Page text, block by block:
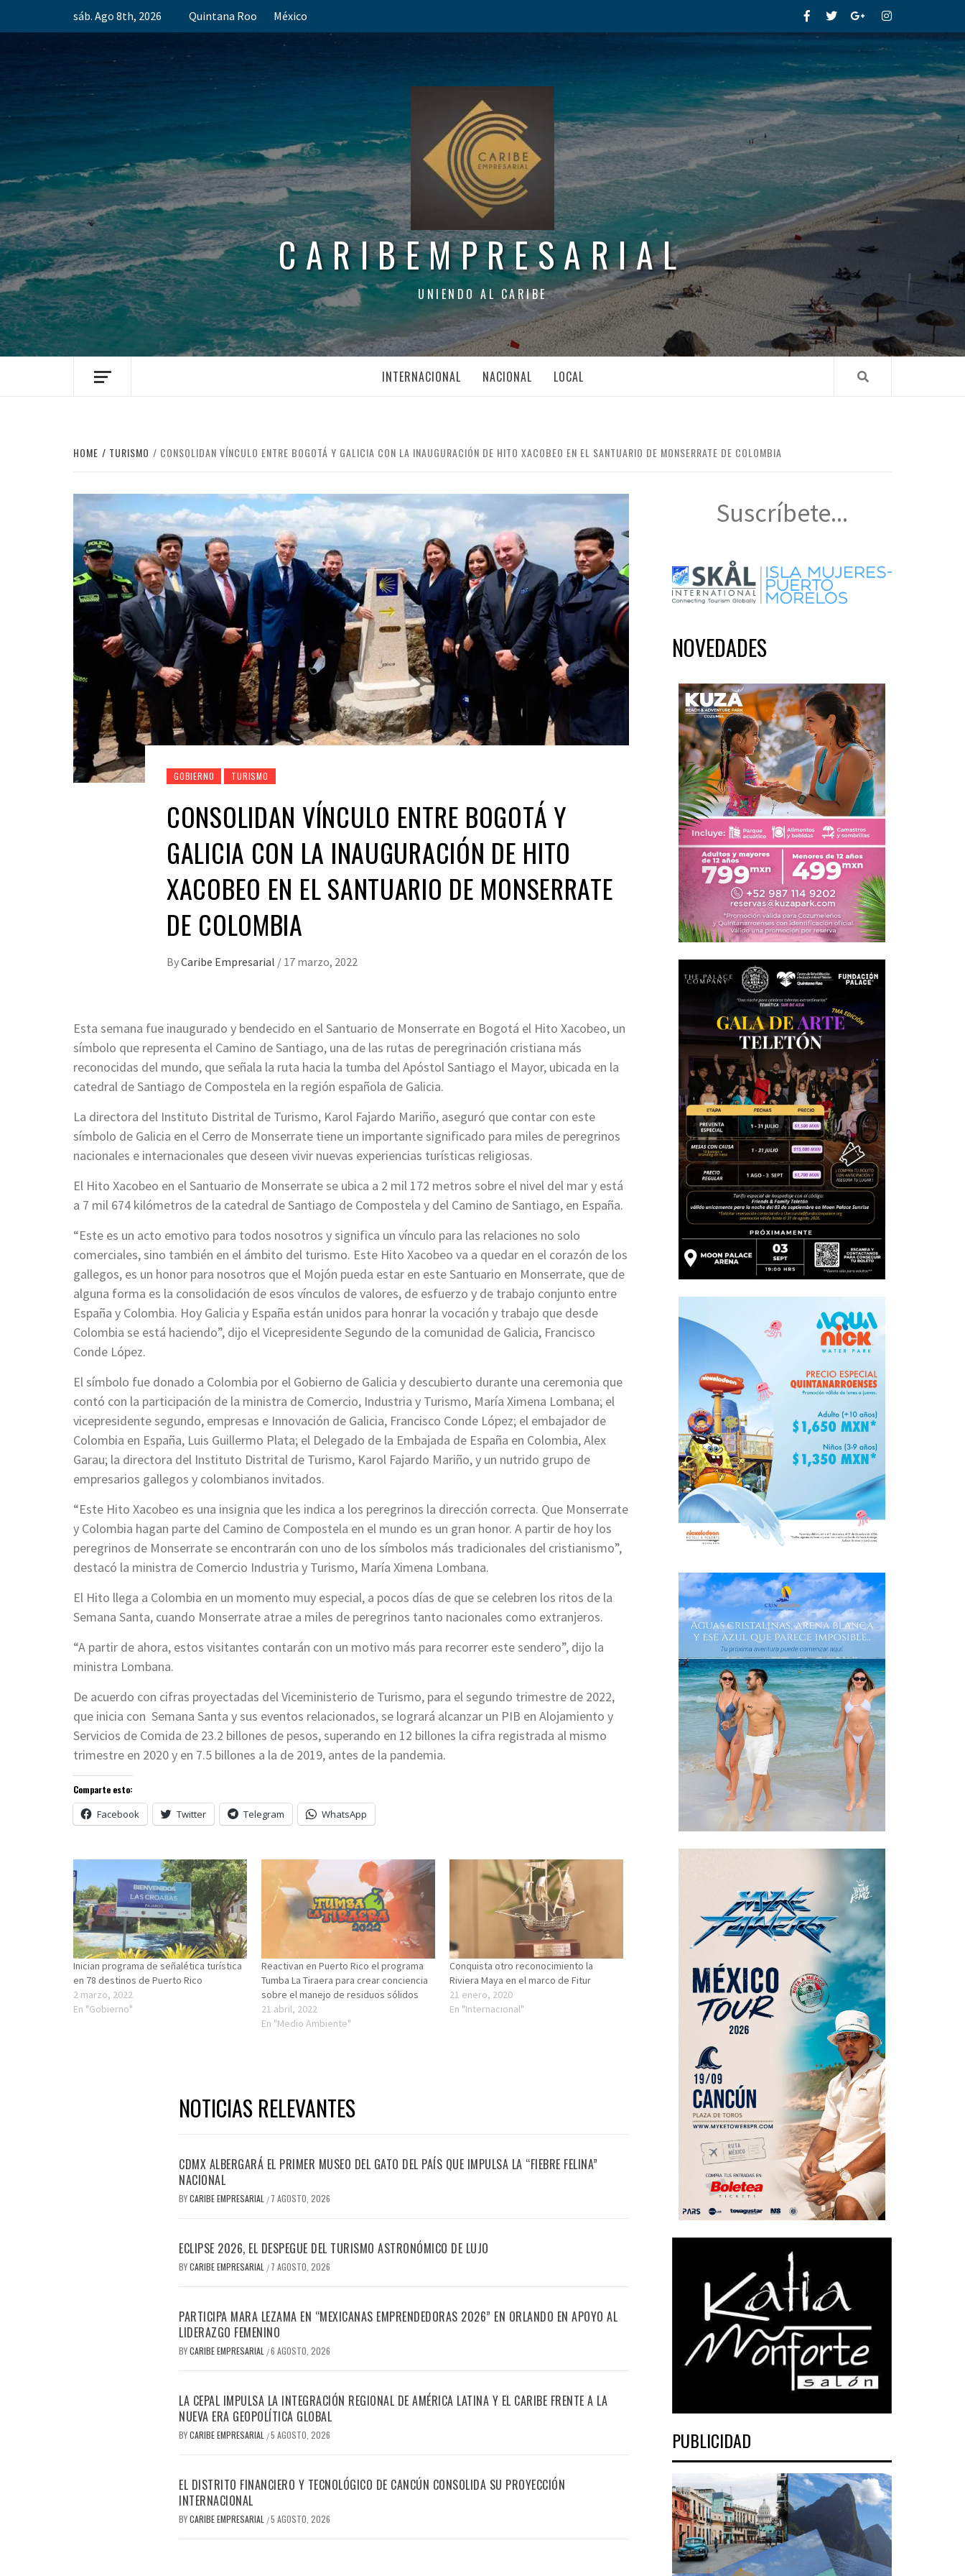
sáb. Ago 8th, 2026 Quintana Roo México FacebookTwitterGoogle+Instagram
CARIBEMPRESARIAL
UNIENDO AL CARIBE
INTERNACIONAL NACIONAL LOCAL
HOME TURISMO CONSOLIDAN VÍNCULO ENTRE BOGOTÁ Y GALICIA CON LA INAUGURACIÓN DE HITO XACOBEO EN EL SANTUARIO DE MONSERRATE DE COLOMBIA
GOBIERNO TURISMO
CONSOLIDAN VÍNCULO ENTRE BOGOTÁ Y
GALICIA CON LA INAUGURACIÓN DE HITO
XACOBEO EN EL SANTUARIO DE MONSERRATE
DE COLOMBIA
ByCaribe Empresarial / 17 marzo, 2022
Esta semana fue inaugurado y bendecido en el Santuario de Monserrate en Bogotá el Hito Xacobeo, un
símbolo que representa el Camino de Santiago, una de las rutas de peregrinación cristiana más
reconocidas del mundo, que señala la ruta hacia la tumba del Apóstol Santiago el Mayor, ubicada en la
catedral de Santiago de Compostela en la región española de Galicia.
La directora del Instituto Distrital de Turismo, Karol Fajardo Mariño, aseguró que contar con este
símbolo de Galicia en el Cerro de Monserrate tiene un importante significado para miles de peregrinos
nacionales e internacionales que deseen vivir nuevas experiencias turísticas religiosas.
El Hito Xacobeo en el Santuario de Monserrate se ubica a 2 mil 172 metros sobre el nivel del mar y está
a 7 mil 674 kilómetros de la catedral de Santiago de Compostela y del Camino de Santiago, en España.
“Este es un acto emotivo para todos nosotros y significa un vínculo para las relaciones no solo
comerciales, sino también en el ámbito del turismo. Este Hito Xacobeo va a quedar en el corazón de los
gallegos, es un honor para nosotros que el Mojón pueda estar en este Santuario en Monserrate, que de
alguna forma es la consolidación de esos vínculos de valores, de esfuerzo y de trabajo conjunto entre
España y Colombia. Hoy Galicia y España están unidos para honrar la vocación y trabajo que desde
Colombia se está haciendo”, dijo el Vicepresidente Segundo de la comunidad de Galicia, Francisco
Conde López.
El símbolo fue donado a Colombia por el Gobierno de Galicia y descubierto durante una ceremonia que
contó con la participación de la ministra de Comercio, Industria y Turismo, María Ximena Lombana; el
vicepresidente segundo, empresas e Innovación de Galicia, Francisco Conde López; el embajador de
Colombia en España, Luis Guillermo Plata; el Delegado de la Embajada de España en Colombia, Alex
Garau; la directora del Instituto Distrital de Turismo, Karol Fajardo Mariño, y un nutrido grupo de
empresarios gallegos y colombianos invitados.
“Este Hito Xacobeo es una insignia que les indica a los peregrinos la dirección correcta. Que Monserrate
y Colombia hagan parte del Camino de Compostela en el mundo es un gran honor. A partir de hoy los
peregrinos de Monserrate se encontrarán con uno de los símbolos más tradicionales del cristianismo”,
destacó la ministra de Comercio Industria y Turismo, María Ximena Lombana.
El Hito llega a Colombia en un momento muy especial, a pocos días de que se celebren los ritos de la
Semana Santa, cuando Monserrate atrae a miles de peregrinos tanto nacionales como extranjeros.
“A partir de ahora, estos visitantes contarán con un motivo más para recorrer este sendero”, dijo la
ministra Lombana.
De acuerdo con cifras proyectadas del Viceministerio de Turismo, para el segundo trimestre de 2022,
que inicia con Semana Santa y sus eventos relacionados, se logrará alcanzar un PIB en Alojamiento y
Servicios de Comida de 23.2 billones de pesos, superando en 12 billones la cifra registrada al mismo
trimestre en 2020 y en 7.5 billones a la de 2019, antes de la pandemia.
Comparte esto:
Facebook Twitter Telegram WhatsApp
Inician programa de señalética turística
en 78 destinos de Puerto Rico
2 marzo, 2022
En "Gobierno"
Reactivan en Puerto Rico el programa
Tumba La Tiraera para crear conciencia
sobre el manejo de residuos sólidos
21 abril, 2022
En "Medio Ambiente"
Conquista otro reconocimiento la
Riviera Maya en el marco de Fitur
21 enero, 2020
En "Internacional"
NOTICIAS RELEVANTES
CDMX ALBERGARÁ EL PRIMER MUSEO DEL GATO DEL PAÍS QUE IMPULSA LA “FIEBRE FELINA”
NACIONAL
BYCARIBE EMPRESARIAL / 7 AGOSTO, 2026
ECLIPSE 2026, EL DESPEGUE DEL TURISMO ASTRONÓMICO DE LUJO
BYCARIBE EMPRESARIAL / 7 AGOSTO, 2026
PARTICIPA MARA LEZAMA EN “MEXICANAS EMPRENDEDORAS 2026” EN ORLANDO EN APOYO AL
LIDERAZGO FEMENINO
BYCARIBE EMPRESARIAL /6 AGOSTO, 2026
LA CEPAL IMPULSA LA INTEGRACIÓN REGIONAL DE AMÉRICA LATINA Y EL CARIBE FRENTE A LA
NUEVA ERA GEOPOLÍTICA GLOBAL
BYCARIBE EMPRESARIAL /5 AGOSTO, 2026
EL DISTRITO FINANCIERO Y TECNOLÓGICO DE CANCÚN CONSOLIDA SU PROYECCIÓN
INTERNACIONAL
BYCARIBE EMPRESARIAL /5 AGOSTO, 2026
Suscríbete...
NOVEDADES
PUBLICIDAD